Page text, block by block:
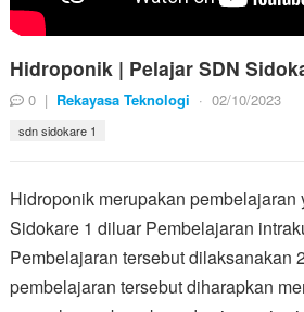
Hidroponik | Pelajar SDN
0 | Rekayasa Teknologi · 02/10/2023
sdn sidokare 1
Hidroponik merupakan pembelajaran
Sidokare 1 diluar Pembelajaran
Pembelajaran tersebut dilaksanakan
pembelajaran tersebut diharapkan